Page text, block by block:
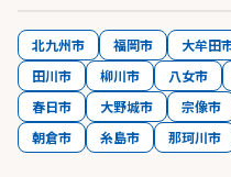
北九州市 福岡市 大牟田
田川市
柳川市 八女市
春日市
大野城市 宗像市
朝倉市
糸島市 那珂川市